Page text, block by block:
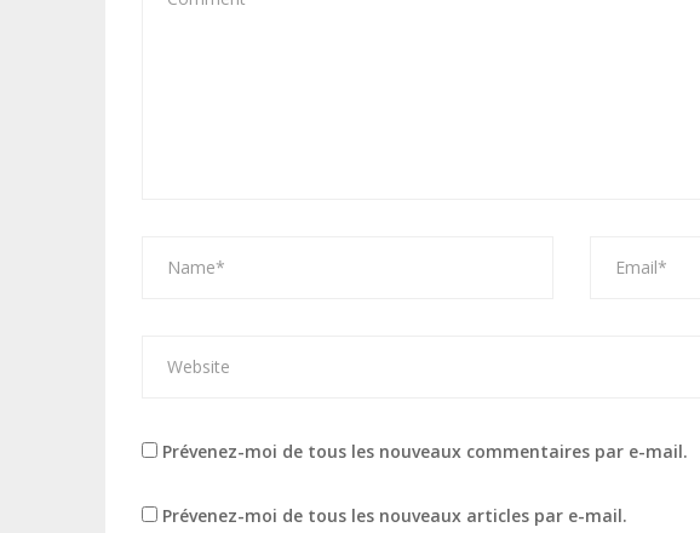
Prévenez-moi de tous les nouveaux commentaires par e-mail.
Prévenez-moi de tous les nouveaux articles par e-mail.